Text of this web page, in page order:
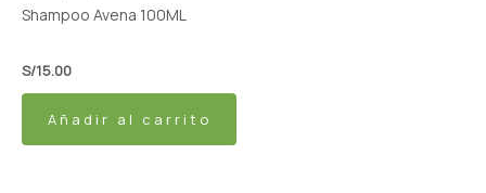
Shampoo Avena 100ML
S/15.00
Añadir al carrito